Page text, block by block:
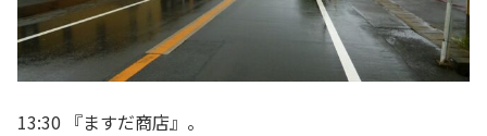
13:30 『ますだ商店』。